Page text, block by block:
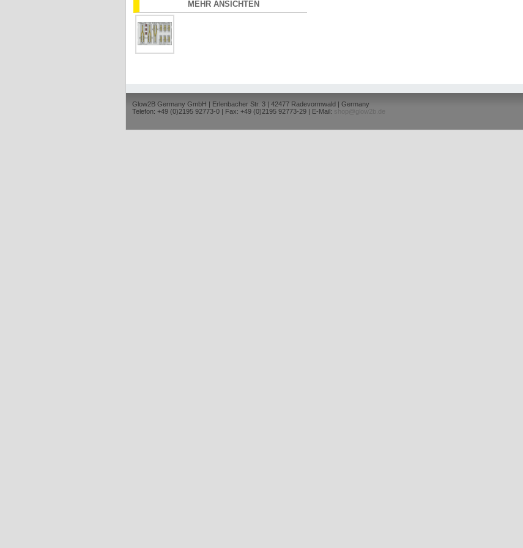
MEHR ANSICHTEN
Glow2B Germany GmbH | Erlenbacher Str. 3 | 42477 Radevormwald | Germany
Telefon: +49 (0)2195 92773-0 | Fax: +49 (0)2195 92773-29 | E-Mail:
shop@glow2b.de